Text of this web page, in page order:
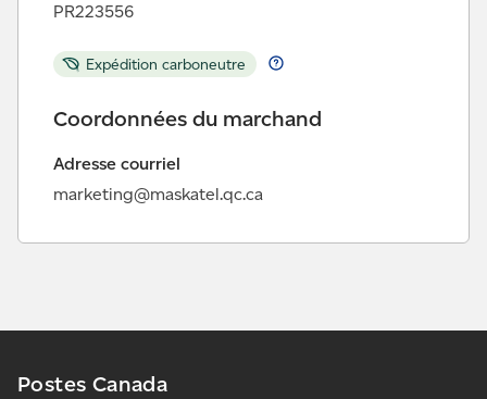
PR223556
Expédition carboneutre
Coordonnées du marchand
Adresse courriel
marketing@maskatel.qc.ca
Postes Canada